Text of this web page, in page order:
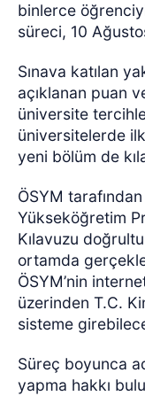
binlerce
süreci, 10
Sınava katılan
açıklanan puan
üniversite
üniversitelerde
yeni bölüm de
ÖSYM
Yükseköğretim
Kılavuzu
ortamda
ÖSYM’nin
üzerinden T.C.
sisteme
Süreç boyunca
yapma hakkı